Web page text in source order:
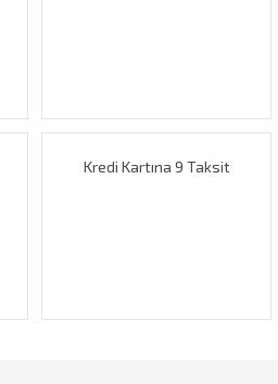
Kredi Kartına 9 Taksit